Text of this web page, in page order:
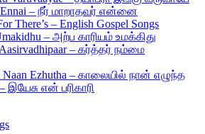
Ennai – நீர் மாறாதவர் என்னை
There’s – English Gospel Songs
– அற்ப காரியம் உமக்கிது
– கர்த்தர் நம்மை
Naan Ezhutha – காலையில் நான் எழுந்த
இயேசு என் பரிகாரி